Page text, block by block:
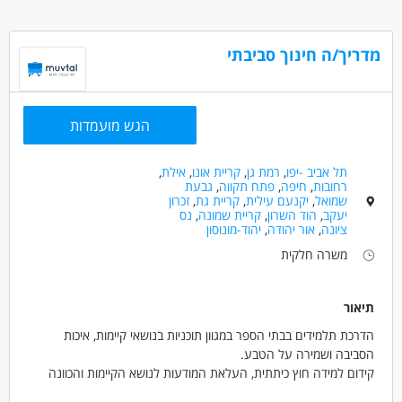
חשבונאות וכספים - רואה חשבון
מאפייני משרה
מעל שנתיים ניסיון
עבודה עם נסיעות לחו"ל
רילוקיישן
מדריך/ה חינוך סביבתי
הגש מועמדות
תל אביב -יפו, רמת גן,קריית אונו,אילת,
רחובות, חיפה,פתח תקווה, גבעת
שמואל,יקנעם עילית,קריית גת,זכרון
יעקב, הוד השרון,קריית שמונה, נס
ציונה,אור יהודה,יהוד-מונוסון
משרה חלקית
תיאור
הדרכת תלמידים בבתי הספר במגוון תוכניות בנושאי קיימות, איכות
הסביבה ושמירה על הטבע.
קידום למידה חוץ כיתתית, העלאת המודעות לנושא הקיימות והכוונה